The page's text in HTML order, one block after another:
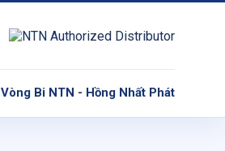
Vòng Bi NTN - Hồng Nhất Phát